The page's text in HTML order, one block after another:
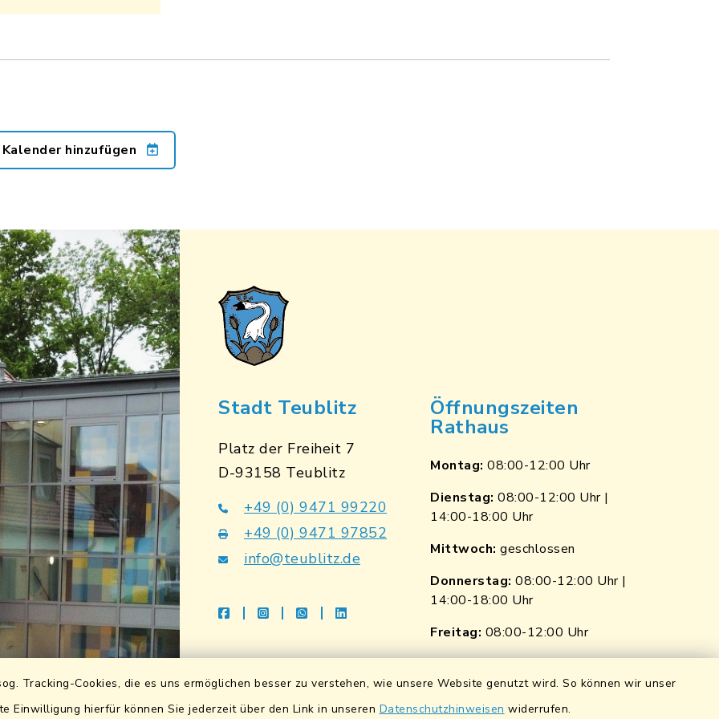
Tracking-Cookies, die es uns ermöglichen besser zu verstehen, wie unsere Website genutzt wird. So können wir unser
Einwilligung hierfür können Sie jederzeit über den Link in unseren Datenschutzhinweisen widerrufen.
Kalender hinzufügen
Stadt Teublitz
Platz der Freiheit 7
D-93158 Teublitz
+49 (0) 9471 99220
+49 (0) 9471 97852
info@teublitz.de
facebookinstagramwhatsapplinkedin
Öffnungszeiten
Rathaus
Montag: 08:00-12:00 Uhr
Dienstag: 08:00-12:00 Uhr |
14:00-18:00 Uhr
Mittwoch: geschlossen
Donnerstag: 08:00-12:00 Uhr |
14:00-18:00 Uhr
Freitag: 08:00-12:00 Uhr
Sparkasse Lkrs. Schwandorf
Wasserstände der Naab